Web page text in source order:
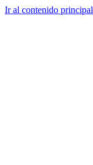
Ir al contenido principal